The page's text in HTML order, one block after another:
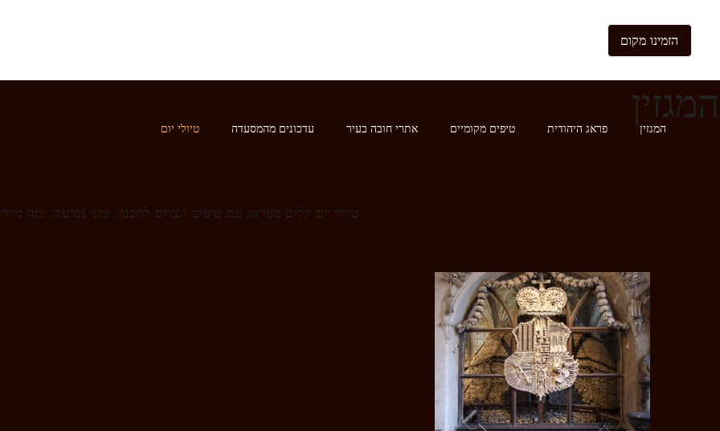
הזמינו מקום
המגזין פראג היהודית טיפים מקומיים אתרי חובה בעיר עדכונים מהמסעדה טיולי יום
טיולי יום קלים מפראג עם טיפים קצרים לתכנון, זמני נסיעה, ומה
המגזין